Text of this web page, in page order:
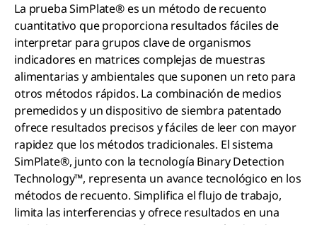
La prueba SimPlate® es un método de recuento
cuantitativo que proporciona resultados fáciles de
interpretar para grupos clave de organismos
indicadores en matrices complejas de muestras
alimentarias y ambientales que suponen un reto para
otros métodos rápidos. La combinación de medios
premedidos y un dispositivo de siembra patentado
ofrece resultados precisos y fáciles de leer con mayor
rapidez que los métodos tradicionales. El sistema
SimPlate®, junto con la tecnología Binary Detection
Technology™, representa un avance tecnológico en los
métodos de recuento. Simplifica el flujo de trabajo,
limita las interferencias y ofrece resultados en una